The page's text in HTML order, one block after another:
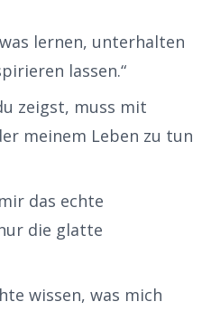
lernen, unterhalten
lassen.“
zeigst, muss mit
meinem Leben zu tun
das echte
die glatte
wissen, was mich